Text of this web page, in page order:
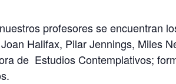
profesores se encuentran
Halifax, Pilar Jennings, Miles
de Estudios Contemplativos;